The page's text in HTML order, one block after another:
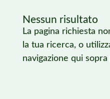
Nessun risultato
La pagina richiesta
la tua ricerca, o
navigazione qui